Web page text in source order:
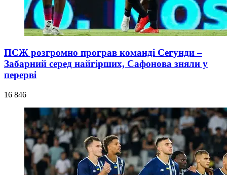
ПСЖ розгромно програв команді Сегунди –
Забарний серед найгірших, Сафонова зняли у
перерві
16 846